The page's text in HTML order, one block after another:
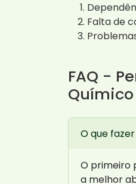
Falta de
FAQ -
O que
O primeiro
a melhor